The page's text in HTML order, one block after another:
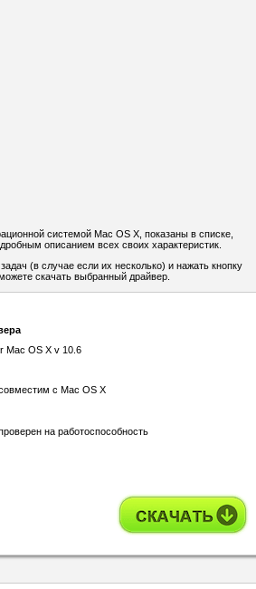
системой Mac OS X, показаны в списке,
описанием всех своих характеристик.
(в случае если их несколько) и нажать кнопку
скачать выбранный драйвер.
Mac OS X v 10.6
с Mac OS X
на работоспособность